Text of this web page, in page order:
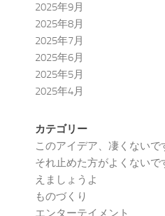
2025年9月
2025年8月
2025年7月
2025年6月
2025年5月
2025年4月
カテゴリー
このアイデア、凄くないで
それ止めた方がよくないで
えましょうよ
ものづくり
エンターテイメント